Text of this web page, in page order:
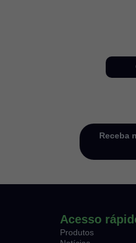
Receba
Acesso
Produtos